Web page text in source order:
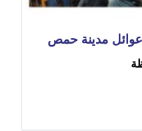
مدينة حمص